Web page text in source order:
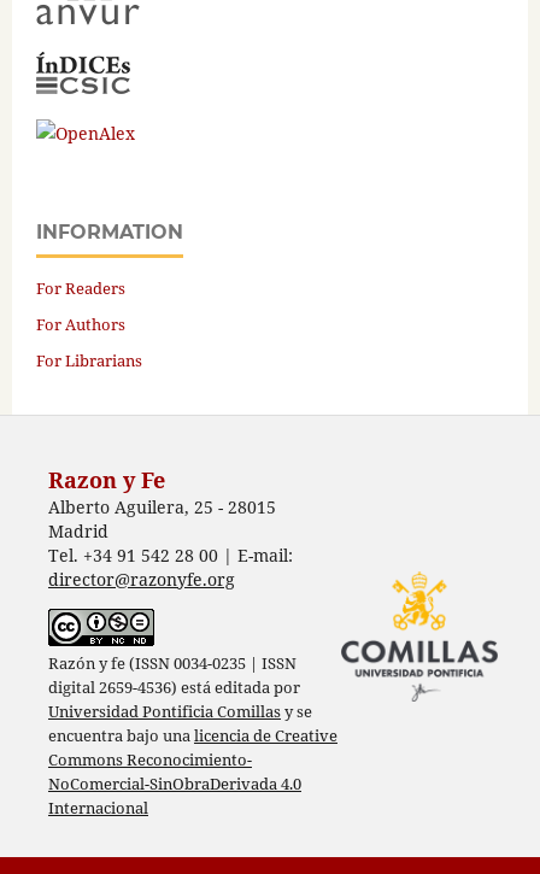
INFORMATION
For Readers
For Authors
For Librarians
Razon y Fe
Alberto Aguilera, 25 - 28015
Madrid
Tel. +34 91 542 28 00 | E-mail:
director@razonyfe.org
Razón y fe (ISSN 0034-0235 | ISSN
digital 2659-4536) está editada por
Universidad Pontificia Comillasy se
encuentra bajo unalicencia de Creative
Commons Reconocimiento-
NoComercial-SinObraDerivada 4.0
Internacional